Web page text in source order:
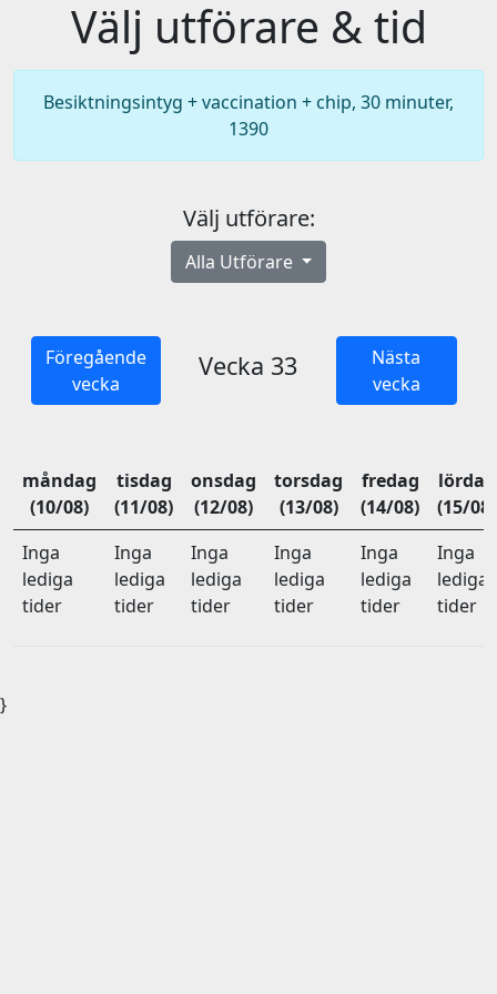
Välj utförare & tid
Besiktningsintyg + vaccination + chip, 30 minuter,
1390
Välj utförare:
Alla Utförare
Föregående
vecka
Vecka 33
Nästa
vecka
måndag
(10/08)
tisdag
(11/08)
onsdag
(12/08)
torsdag
(13/08)
fredag
(14/08)
lördag
(15/08)
Inga
lediga
tider
Inga
lediga
tider
Inga
lediga
tider
Inga
lediga
tider
Inga
lediga
tider
Inga
lediga
tider
}